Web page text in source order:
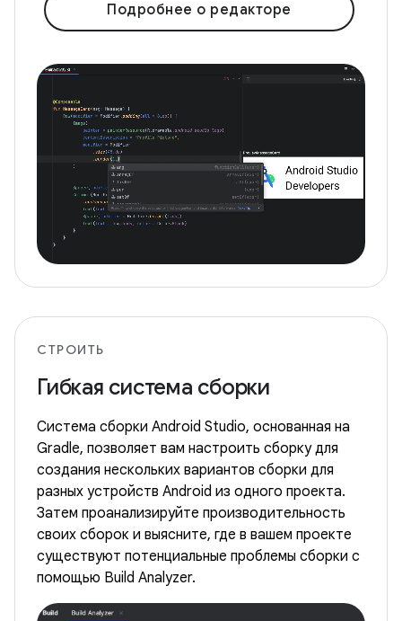
Подробнее о редакторе
СТРОИТЬ
Гибкая система сборки
Система сборки Android Studio, основанная на
Gradle, позволяет вам настроить сборку для
создания нескольких вариантов сборки для
разных устройств Android из одного проекта.
Затем проанализируйте производительность
своих сборок и выясните, где в вашем проекте
существуют потенциальные проблемы сборки с
помощью Build Analyzer.